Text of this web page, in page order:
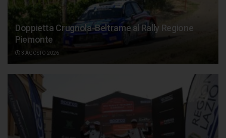
Doppietta Crugnola-Beltrame al Rally Regione
Piemonte
3 AGOSTO 2026